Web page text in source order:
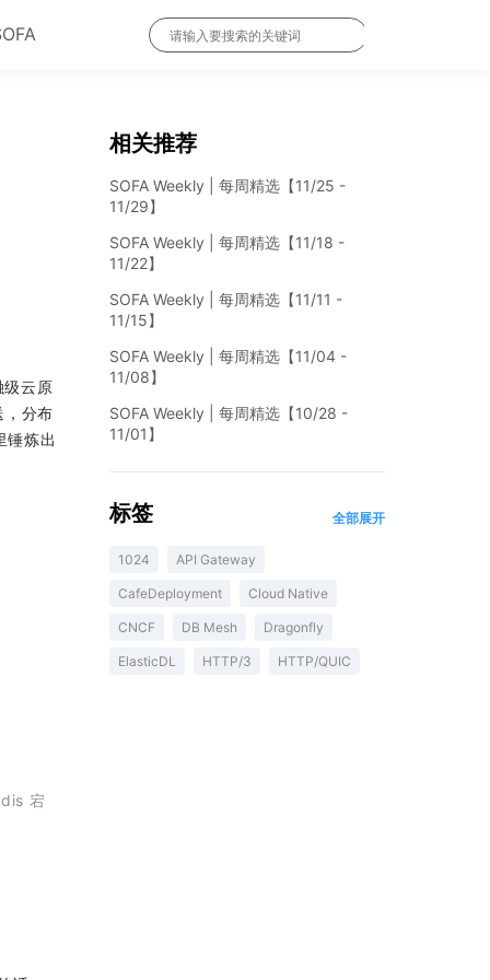
云原
，分布
锤炼出
宕
相关推荐
SOFA Weekly | 每周精选【11/25 -
11/29】
SOFA Weekly | 每周精选【11/18 -
11/22】
SOFA Weekly | 每周精选【11/11 -
11/15】
SOFA Weekly | 每周精选【11/04 -
11/08】
SOFA Weekly | 每周精选【10/28 -
11/01】
标签 全部展开
1024 API Gateway
CafeDeployment Cloud Native
CNCF DB Mesh Dragonfly
ElasticDL HTTP/3 HTTP/QUIC